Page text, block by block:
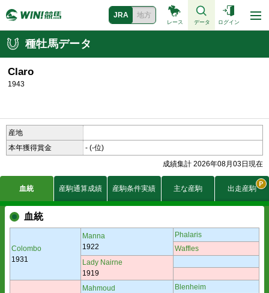
JRA 地方
レース データ ログイン
種牡馬データ
Claro
1943
産地
本年獲得賞金
- (-位)
成績集計 2026年08月03日現在
血統 産駒通算成績 産駒条件実績 主な産駒 出走産駒
血統
Colombo
1931
Manna
1922
Phalaris
Waffles
Lady Nairne
1919
Mahmoud
Blenheim